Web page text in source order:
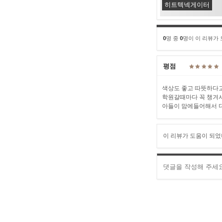
히트텍넥게이터
0명 중 0명이 이 리뷰가
평점
색상도 좋고 따뜻하다
학원갈때마다 꼭 챙겨
아들이 맘에들어해서
이 리뷰가 도움이 되